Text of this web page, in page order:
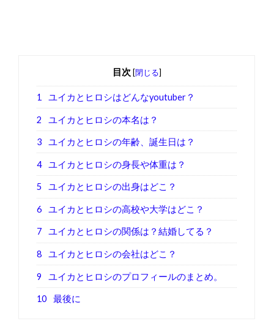
目次 [閉じる]
1 ユイカとヒロシはどんなyoutuber？
2 ユイカとヒロシの本名は？
3 ユイカとヒロシの年齢、誕生日は？
4 ユイカとヒロシの身長や体重は？
5 ユイカとヒロシの出身はどこ？
6 ユイカとヒロシの高校や大学はどこ？
7 ユイカとヒロシの関係は？結婚してる？
8 ユイカとヒロシの会社はどこ？
9 ユイカとヒロシのプロフィールのまとめ。
10 最後に